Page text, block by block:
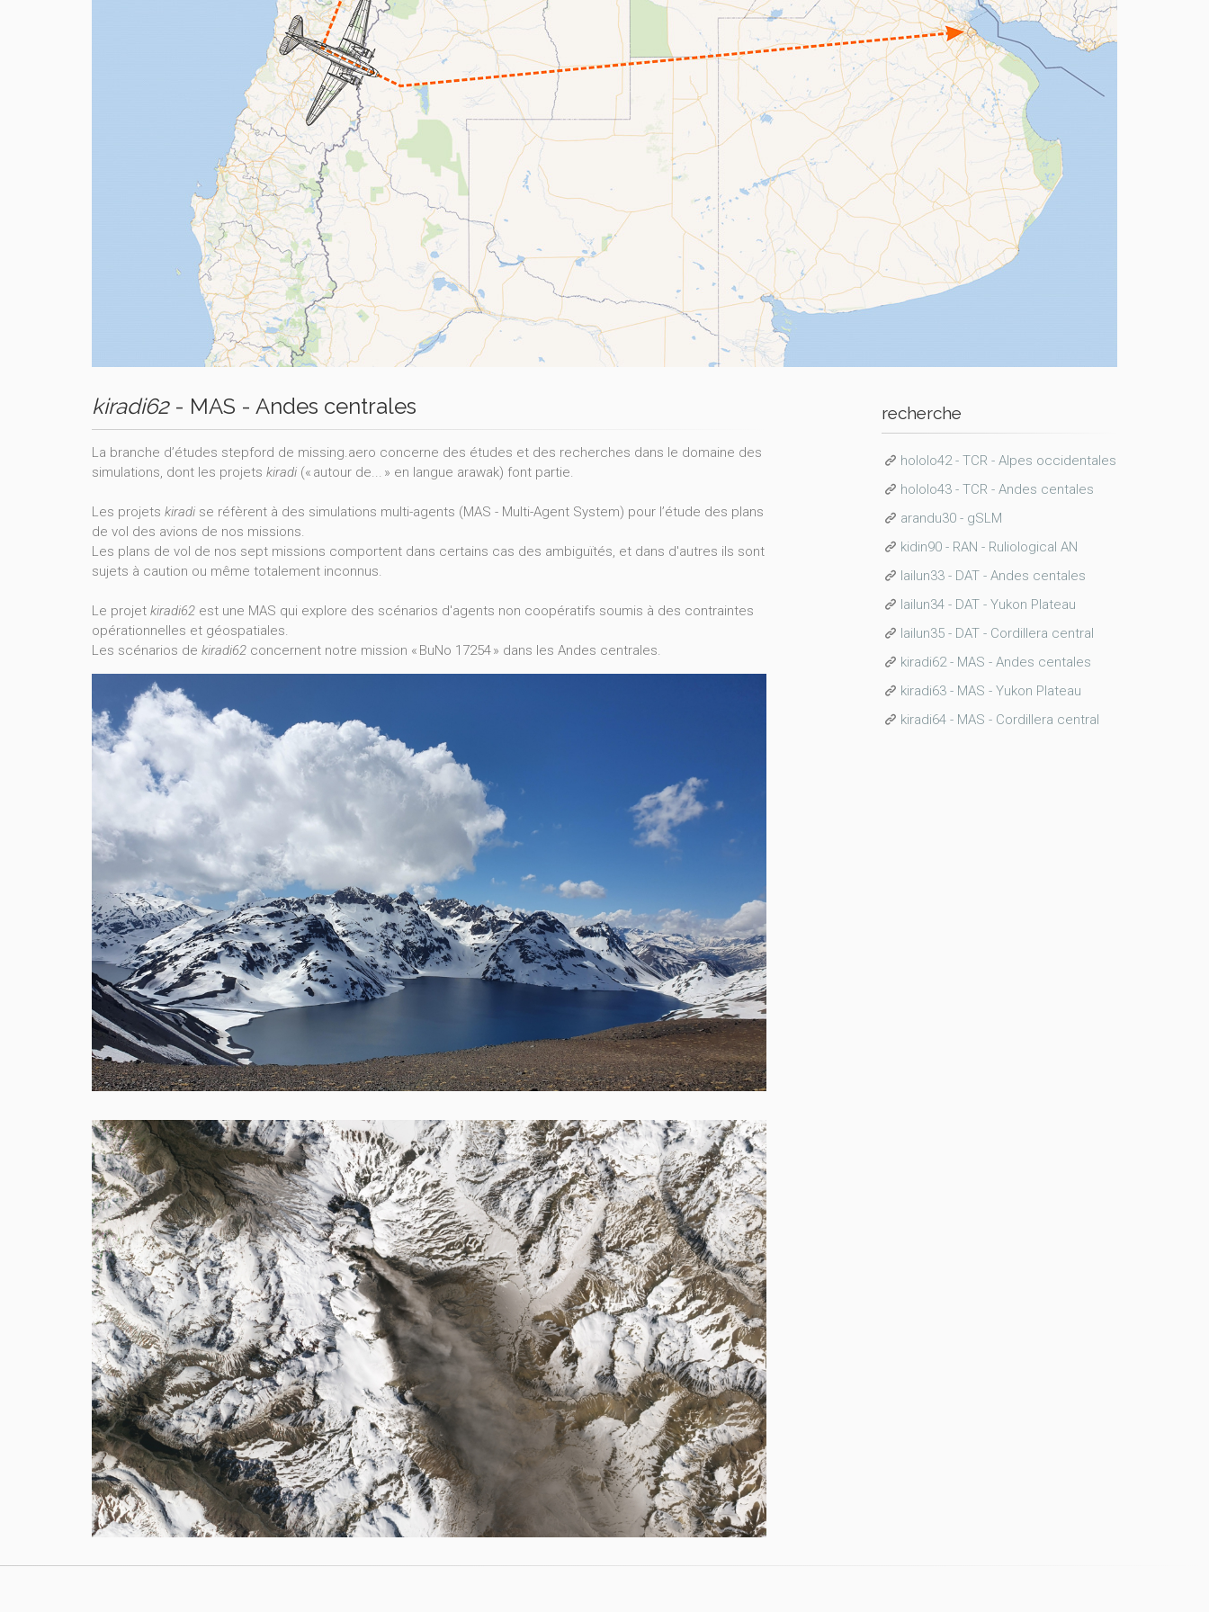
kiradi62- MAS - Andes centrales
La branche d’études stepford de missing.aero concerne des études et des recherches dans le domaine des
simulations, dont les projets kiradi (« autour de... » en langue arawak) font partie.
Les projets kiradi se réfèrent à des simulations multi-agents (MAS - Multi-Agent System) pour l’étude des plans
de vol des avions de nos missions.
Les plans de vol de nos sept missions comportent dans certains cas des ambiguïtés, et dans d'autres ils sont
sujets à caution ou même totalement inconnus.
Le projet kiradi62 est une MAS qui explore des scénarios d'agents non coopératifs soumis à des contraintes
opérationnelles et géospatiales.
Les scénarios de kiradi62 concernent notre mission « BuNo 17254 » dans les Andes centrales.
recherche
hololo42 - TCR - Alpes occidentales
hololo43 - TCR - Andes centales
arandu30 - gSLM
kidin90 - RAN - Ruliological AN
lailun33 - DAT - Andes centales
lailun34 - DAT - Yukon Plateau
lailun35 - DAT - Cordillera central
kiradi62 - MAS - Andes centales
kiradi63 - MAS - Yukon Plateau
kiradi64 - MAS - Cordillera central